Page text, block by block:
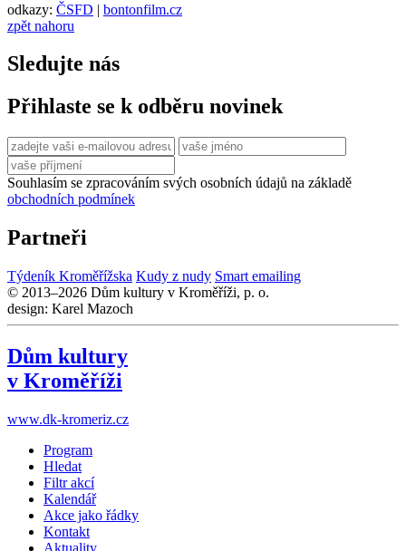
odkazy: ČSFD | bontonfilm.cz
zpět nahoru
Sledujte nás
Přihlaste se k odběru novinek
Souhlasím se zpracováním svých osobních údajů na základě
obchodních podmínek
Partneři
Týdeník Kroměřížska Kudy z nudy Smart emailing
© 2013–2026 Dům kultury v Kroměříži, p. o.
design: Karel Mazoch
Dům kultury
v Kroměříži
www.dk-kromeriz.cz
Program
Hledat
Filtr akcí
Kalendář
Akce jako řádky
Kontakt
Aktuality